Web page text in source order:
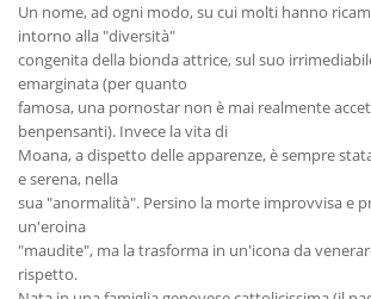
Un nome, ad ogni modo, su cui molti hanno
intorno alla "diversità"
congenita della bionda attrice, sul suo
emarginata (per quanto
famosa, una pornostar non è mai realmente
benpensanti). Invece la vita di
Moana, a dispetto delle apparenze, è sempre
e serena, nella
sua "anormalità". Persino la morte improvvisa e
un'eroina
"maudite", ma la trasforma in un'icona da
rispetto.